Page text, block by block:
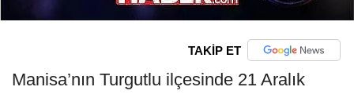
TAKİP ET
Manisa’nın Turgutlu ilçesinde 21 Aralık